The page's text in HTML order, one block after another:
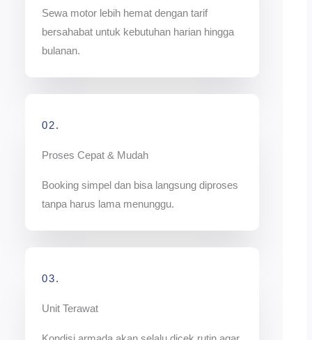
Sewa motor lebih hemat dengan tarif
bersahabat untuk kebutuhan harian hingga
bulanan.
02.
Proses Cepat & Mudah
Booking simpel dan bisa langsung diproses
tanpa harus lama menunggu.
03.
Unit Terawat